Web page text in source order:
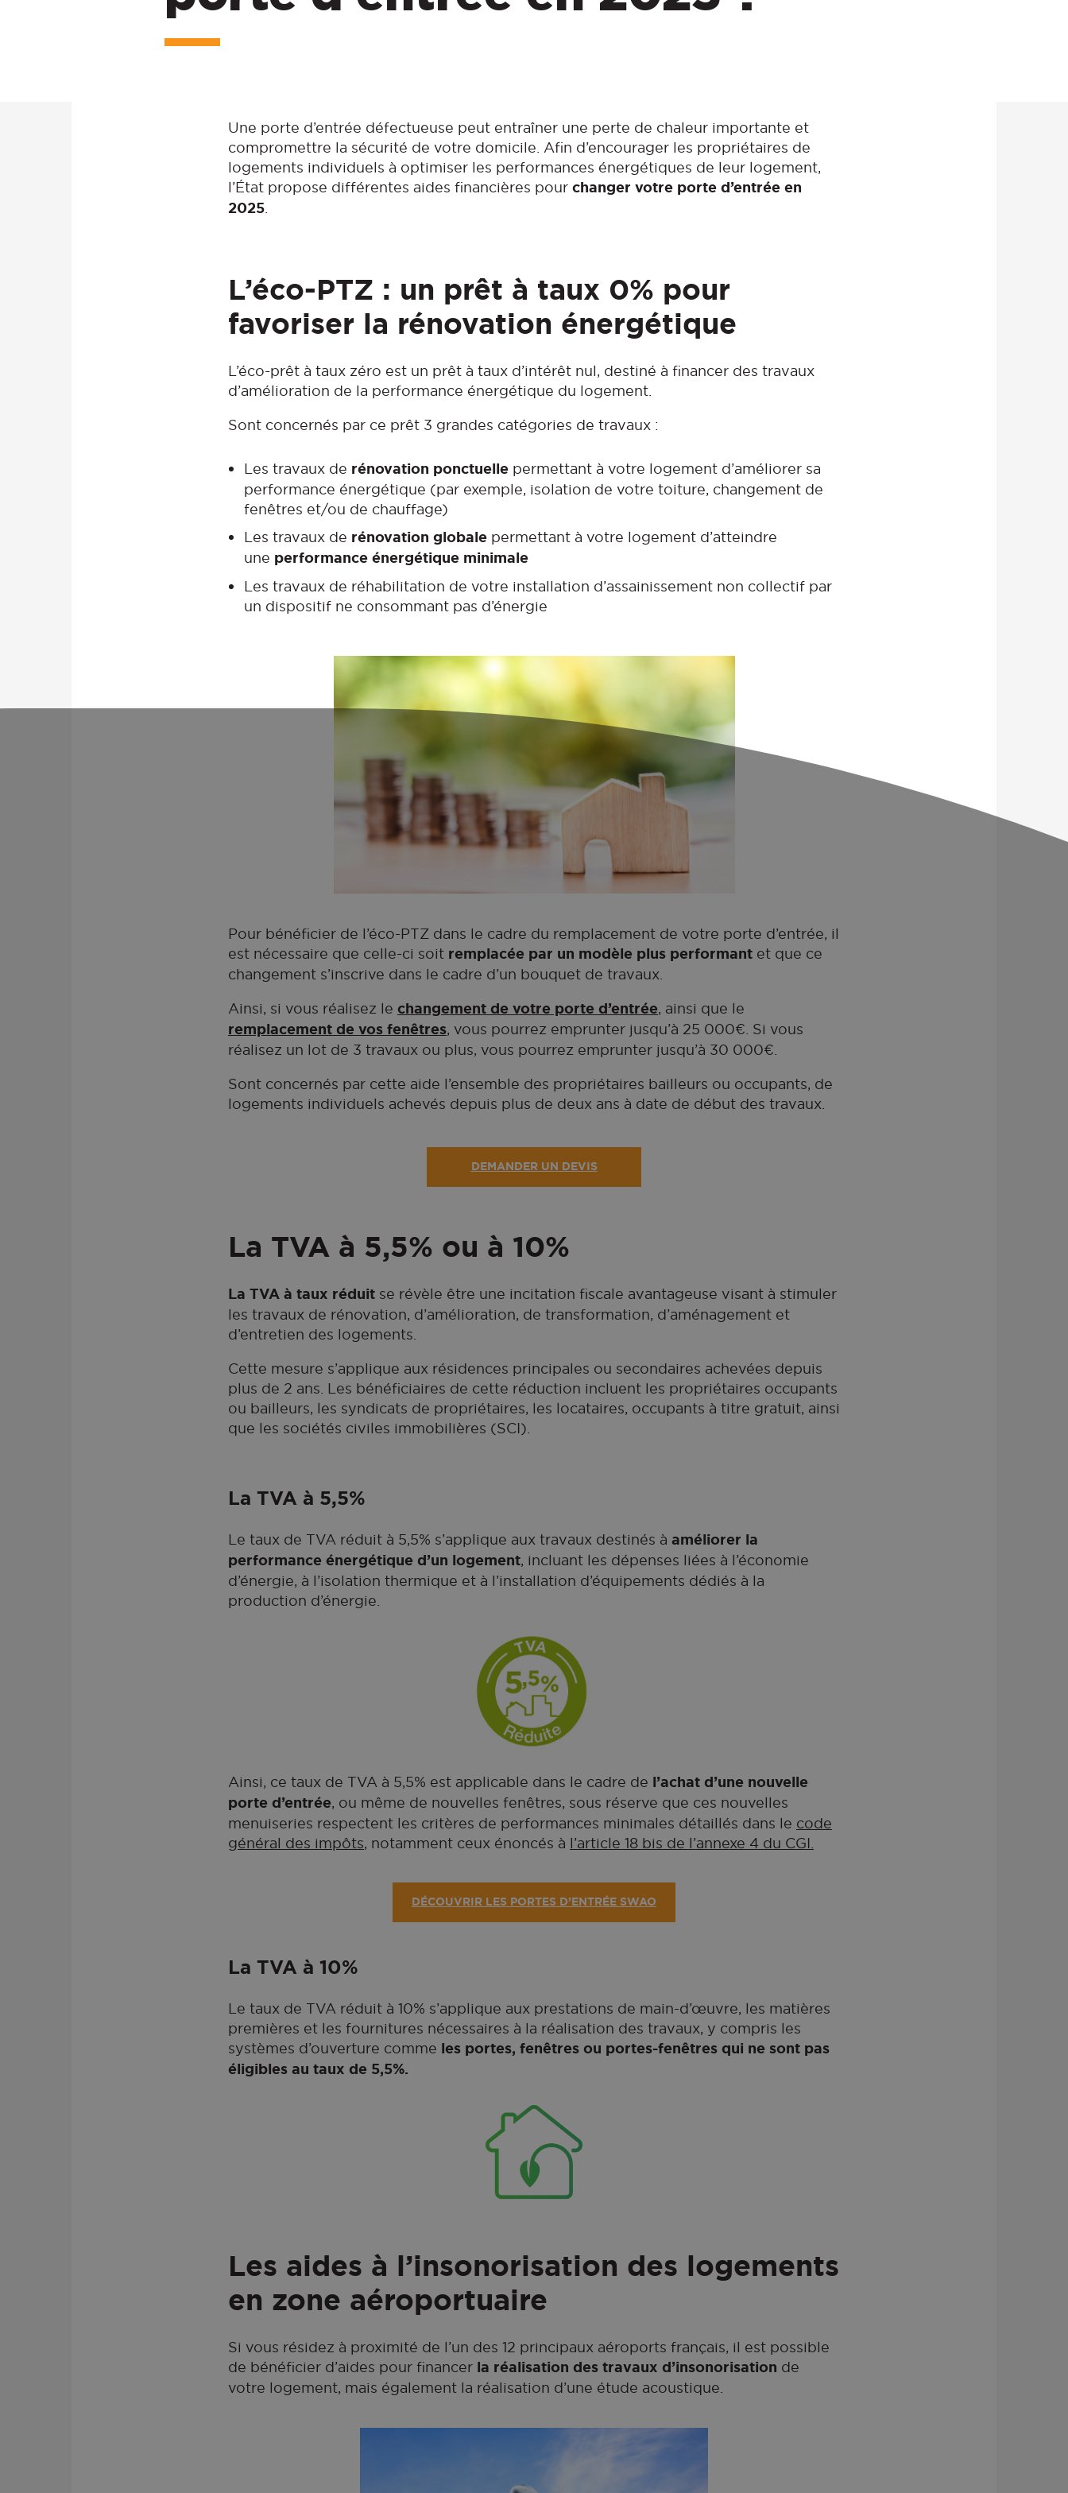
Une porte d’entrée défectueuse peut entraîner une perte de chaleur importante et
compromettre la sécurité de votre domicile. Afin d’encourager les propriétaires de
logements individuels à optimiser les performances énergétiques de leur logement,
l’État propose différentes aides financières pour changer votre porte d’entrée en
2025.
L’éco-PTZ : un prêt à taux 0% pour
favoriser la rénovation énergétique
L’éco-prêt à taux zéro est un prêt à taux d’intérêt nul, destiné à financer des travaux
d’amélioration de la performance énergétique du logement.
Sont concernés par ce prêt 3 grandes catégories de travaux :
Les travaux de rénovation ponctuellepermettant à votre logement d’améliorer sa
performance énergétique (par exemple, isolation de votre toiture, changement de
fenêtres et/ou de chauffage)
Les travaux de rénovation globalepermettant à votre logement d’atteindre
une performance énergétique minimale
Les travaux de réhabilitation de votre installation d’assainissement non collectif par
un dispositif ne consommant pas d’énergie
Pour bénéficier de l’éco-PTZ dans le cadre du remplacement de votre porte d’entrée, il
est nécessaire que celle-ci soit remplacée par un modèle plus performant et que ce
changement s’inscrive dans le cadre d’un bouquet de travaux.
Ainsi, si vous réalisez le changement de votre porte d’entrée, ainsi que le
remplacement de vos fenêtres, vous pourrez emprunter jusqu’à 25 000€. Si vous
réalisez un lot de 3 travaux ou plus, vous pourrez emprunter jusqu’à 30 000€.
Sont concernés par cette aide l’ensemble des propriétaires bailleurs ou occupants, de
logements individuels achevés depuis plus de deux ans à date de début des travaux.
DEMANDER UN DEVIS
La TVA à 5,5% ou à 10%
La TVA à taux réduit se révèle être une incitation fiscale avantageuse visant à stimuler
les travaux de rénovation, d’amélioration, de transformation, d’aménagement et
d’entretien des logements.
Cette mesure s’applique aux résidences principales ou secondaires achevées depuis
plus de 2 ans. Les bénéficiaires de cette réduction incluent les propriétaires occupants
ou bailleurs, les syndicats de propriétaires, les locataires, occupants à titre gratuit, ainsi
que les sociétés civiles immobilières (SCI).
La TVA à 5,5%
Le taux de TVA réduit à 5,5% s’applique aux travaux destinés à améliorer la
performance énergétique d’un logement, incluant les dépenses liées à l’économie
d’énergie, à l’isolation thermique et à l’installation d’équipements dédiés à la
production d’énergie.
Ainsi, ce taux de TVA à 5,5% est applicable dans le cadre de l’achat d’une nouvelle
porte d’entrée, ou même de nouvelles fenêtres, sous réserve que ces nouvelles
menuiseries respectent les critères de performances minimales détaillés dans le code
général des impôts, notamment ceux énoncés à l’article 18 bis de l’annexe 4 du CGI.
DÉCOUVRIR LES PORTES D’ENTRÉE SWAO
La TVA à 10%
Le taux de TVA réduit à 10% s’applique aux prestations de main-d’œuvre, les matières
premières et les fournitures nécessaires à la réalisation des travaux, y compris les
systèmes d’ouverture comme les portes, fenêtres ou portes-fenêtres qui ne sont pas
éligibles au taux de 5,5%.
Les aides à l’insonorisation des logements
en zone aéroportuaire
Si vous résidez à proximité de l’un des 12 principaux aéroports français, il est possible
de bénéficier d’aides pour financer la réalisation des travaux d’insonorisation de
votre logement, mais également la réalisation d’une étude acoustique.